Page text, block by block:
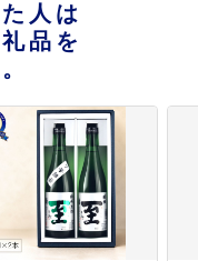
人は
品を